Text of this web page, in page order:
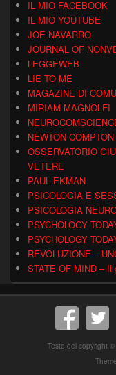
IL MIO FACEBOOK
IL MIO YOUTUBE
JOE NAVARRO
JOURNAL OF
LEGGEWEB
LIE TO ME
MAGAZINE DI
MIRIAM MAGNOLFI
NEWTON
OSSERVATORIO
VETERE
PAUL EKMAN
PSICOLOGIA E
PSICOLOGIA
PSYCHOLOGY
PSYCHOLOGY
REVOLUZIONE –
STATE OF MIND – Il
Testo del copyright